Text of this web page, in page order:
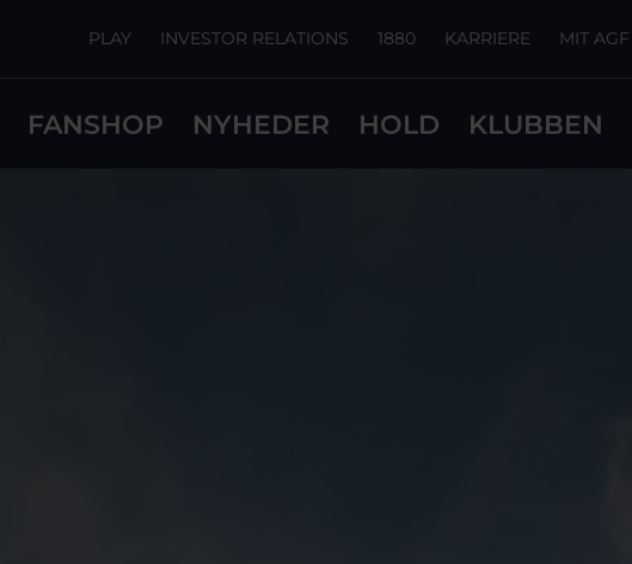
FANSHOP NYHEDER HOLD KLUBBEN
PLAY INVESTOR RELATIONS 1880 KARRIERE MIT AGF